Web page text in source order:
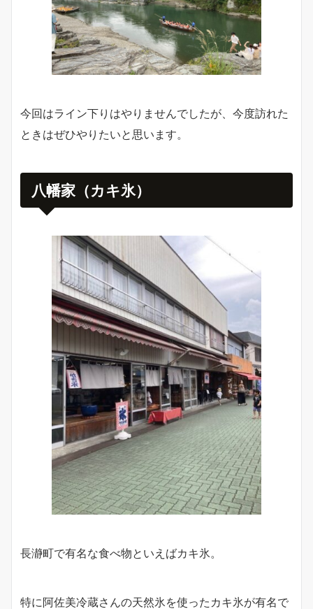
今回はライン下りはやりませんでしたが、今度訪れた
ときはぜひやりたいと思います。
八幡家（カキ氷）
長瀞町で有名な食べ物といえばカキ氷。
特に阿佐美冷蔵さんの天然氷を使ったカキ氷が有名で